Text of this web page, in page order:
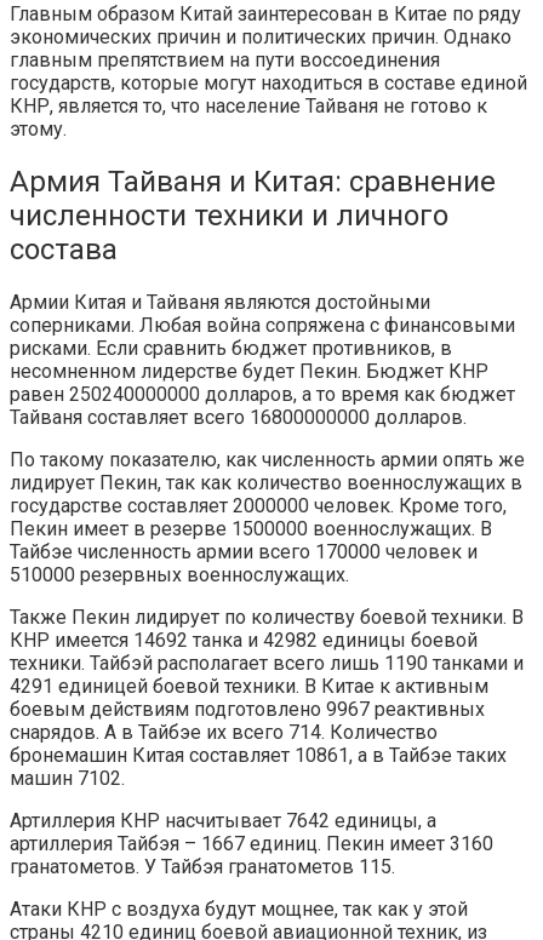
Главным образом Китай заинтересован в Китае по ряду
экономических причин и политических причин. Однако
главным препятствием на пути воссоединения
государств, которые могут находиться в составе единой
КНР, является то, что население Тайваня не готово к
этому.
Армия Тайваня и Китая: сравнение
численности техники и личного
состава
Армии Китая и Тайваня являются достойными
соперниками. Любая война сопряжена с финансовыми
рисками. Если сравнить бюджет противников, в
несомненном лидерстве будет Пекин. Бюджет КНР
равен 250240000000 долларов, а то время как бюджет
Тайваня составляет всего 16800000000 долларов.
По такому показателю, как численность армии опять же
лидирует Пекин, так как количество военнослужащих в
государстве составляет 2000000 человек. Кроме того,
Пекин имеет в резерве 1500000 военнослужащих. В
Тайбэе численность армии всего 170000 человек и
510000 резервных военнослужащих.
Также Пекин лидирует по количеству боевой техники. В
КНР имеется 14692 танка и 42982 единицы боевой
техники. Тайбэй располагает всего лишь 1190 танками и
4291 единицей боевой техники. В Китае к активным
боевым действиям подготовлено 9967 реактивных
снарядов. А в Тайбэе их всего 714. Количество
бронемашин Китая составляет 10861, а в Тайбэе таких
машин 7102.
Артиллерия КНР насчитывает 7642 единицы, а
артиллерия Тайбэя – 1667 единиц. Пекин имеет 3160
гранатометов. У Тайбэя гранатометов 115.
Атаки КНР с воздуха будут мощнее, так как у этой
страны 4210 единиц боевой авиационной техник, из